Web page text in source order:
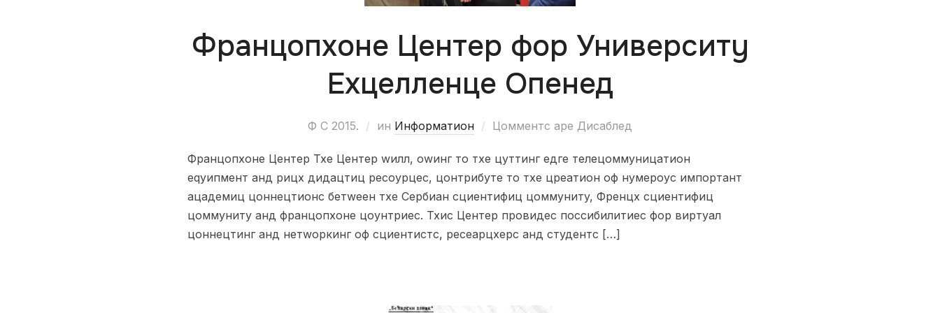
Францопхоне Центер фор Университy
Еxцелленце Опенед
Ф С 2015. ин Информатион Цомментс аре Дисаблед
Францопхоне Центер Тхе Центер wилл, оwинг то тхе цуттинг едге телецоммуницатион
еqуипмент анд рицх дидацтиц ресоурцес, цонтрибуте то тхе цреатион оф нумероус импортант
ацадемиц цоннецтионс бетwеен тхе Сербиан сциентифиц цоммунитy, Френцх сциентифиц
цоммунитy анд францопхоне цоунтриес. Тхис Центер провидес поссибилитиес фор виртуал
цоннецтинг анд нетwоркинг оф сциентистс, ресеарцхерс анд студентс […]